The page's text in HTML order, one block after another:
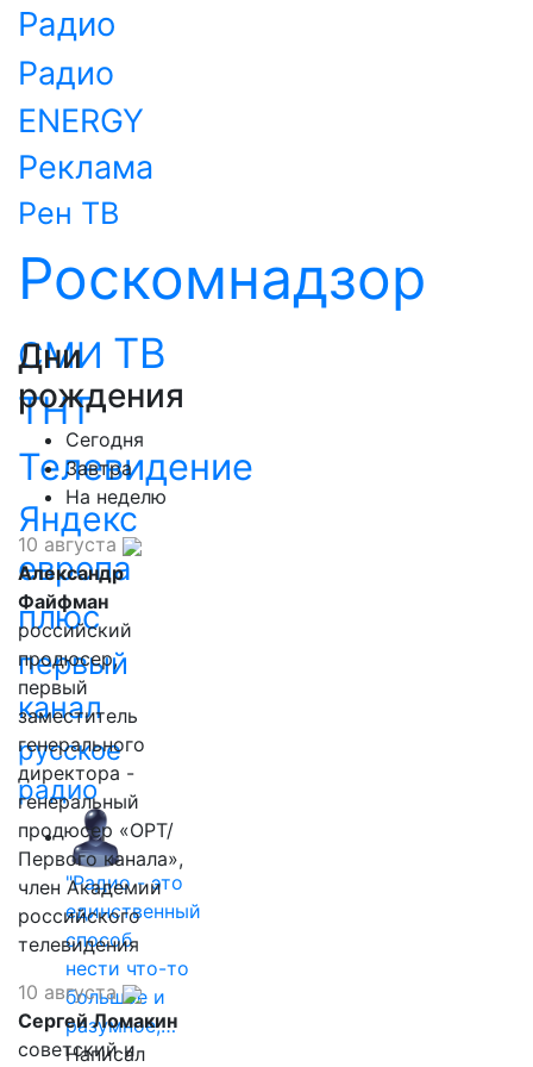
Радио
Радио
ENERGY
Реклама
Рен ТВ
Роскомнадзор
СМИ ТВ
ТНТ
Телевидение
Яндекс
европа
плюс
первый
канал
русское
радио
"Радио - это
единственный
способ
нести что-то
большое и
разумное,…
Написал
Дни
рождения
Сегодня
Завтра
На неделю
10 августа
Александр
Файфман
российский
продюсер,
первый
заместитель
генерального
директора -
генеральный
продюсер «ОРТ/
Первого канала»,
член Академии
российского
телевидения
10 августа
Сергей Ломакин
советский и